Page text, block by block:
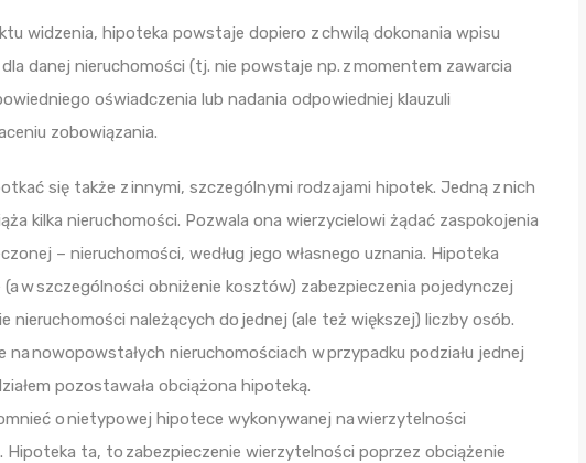
widzenia, hipoteka powstaje dopiero z chwilą dokonania wpisu
danej nieruchomości (tj. nie powstaje np. z momentem zawarcia
oświadczenia lub nadania odpowiedniej klauzuli
zobowiązania.
się także z innymi, szczególnymi rodzajami hipotek. Jedną z nich
kilka nieruchomości. Pozwala ona wierzycielowi żądać zaspokojenia
– nieruchomości, według jego własnego uznania. Hipoteka
(a w szczególności obniżenie kosztów) zabezpieczenia pojedynczej
nieruchomości należących do jednej (ale też większej) liczby osób.
na nowopowstałych nieruchomościach w przypadku podziału jednej
pozostawała obciążona hipoteką.
o nietypowej hipotece wykonywanej na wierzytelności
ta, to zabezpieczenie wierzytelności poprzez obciążenie